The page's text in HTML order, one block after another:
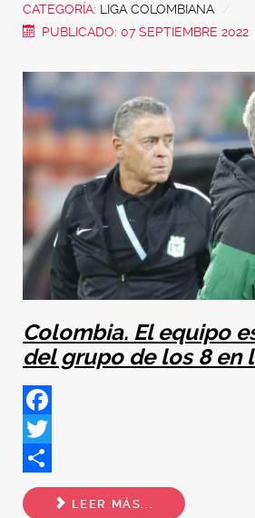
CATEGORÍA: LIGA COLOMBIANA
PUBLICADO: 07 SEPTIEMBRE 2022
Colombia. El equipo
del grupo de los 8 en
Facebook
Twitter
Share
LEER MÁS...